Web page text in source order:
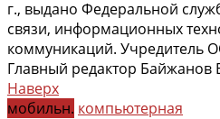
г., выдано Федеральной
связи, информационных
коммуникаций. Учредитель
Главный редактор
Наверх
мобильн. компьютерная